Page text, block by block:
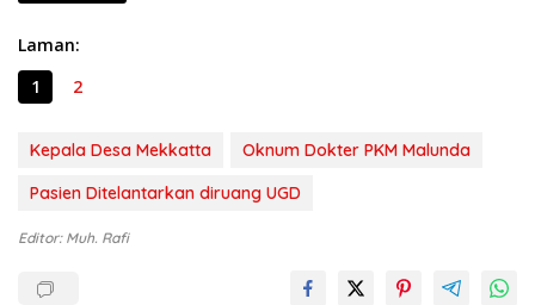
Laman:
1
2
Kepala Desa Mekkatta
Oknum Dokter PKM Malunda
Pasien Ditelantarkan diruang UGD
Editor: Muh. Rafi